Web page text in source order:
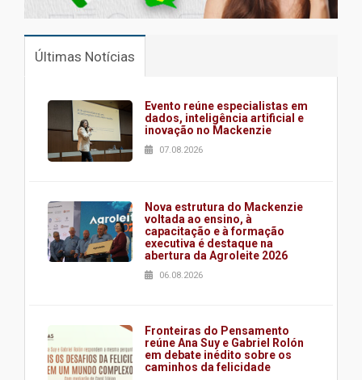
Últimas Notícias
Evento reúne especialistas em
dados, inteligência artificial e
inovação no Mackenzie
07.08.2026
Nova estrutura do Mackenzie
voltada ao ensino, à
capacitação e à formação
executiva é destaque na
abertura da Agroleite 2026
06.08.2026
Fronteiras do Pensamento
reúne Ana Suy e Gabriel Rolón
em debate inédito sobre os
caminhos da felicidade